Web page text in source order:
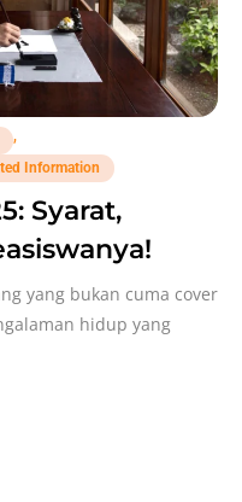
Information
Syarat,
yang bukan cuma cover
hidup yang